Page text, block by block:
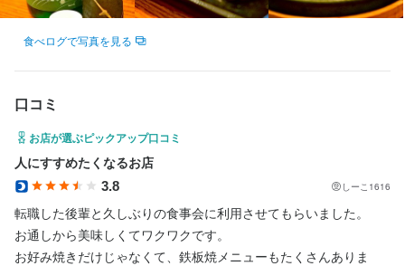
食べログで写真を見る
口コミ
お店が選ぶピックアップ口コミ
人にすすめたくなるお店
3.8 しーこ1616
転職した後輩と久しぶりの食事会に利用させてもらいました。
お通しから美味しくてワクワクです。
お好み焼きだけじゃなくて、鉄板焼メニューもたくさんありま
楽しく働けるワンランク上の鉄板酒場です☆
もつ鍋や手羽先、グルテンフリーのお好み焼きなど
名物料理も盛りだくさん。
お金を稼ぎながら沢山のことを学べます。
【独立希望者歓迎】
独立志願者様には鉄板焼きの深い知識や仕入れ業者の紹介、店舗
内容のノウハウなど全て伝授致します。外食業界を盛り上げてい
きましょう。
応募資格
コミュニケーション能力
未経験歓迎、飲食店の接客スキルはどんな職種にも役に立ちま
す！
コミュニケーション能力を磨きたい、内気な自分を変えたい！そ
んな想いの人もしっかりサポートしますので仕事を通じて共に成
長してみませんか？
歓迎スキル・経験